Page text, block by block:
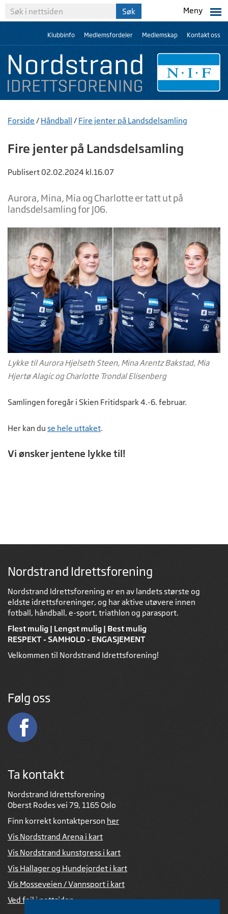
Meny
Klubbinfo Medlemsfordeler Medlemskap Kontakt oss
Forside / Håndball / Fire jenter på Landsdelsamling
Fire jenter på Landsdelsamling
Publisert 02.02.2024 kl.16.07
Aurora, Mina, Mia og Charlotte er tatt ut på
landsdelsamling for J06.
Lykke til Aurora Hjelseth Steen, Mina Arentz Bakstad, Mia
Hjertø Alagic og Charlotte Trondal Elisenberg
Samlingen foregår i Skien Fritidspark 4.-6. februar.
Her kan du se hele uttaket.
Vi ønsker jentene lykke til!
Nordstrand Idrettsforening
Nordstrand Idrettsforening er en av landets største og
eldste idrettsforeninger, og har aktive utøvere innen
fotball, håndball, e-sport, triathlon og parasport.
Flest mulig | Lengst mulig | Best mulig
RESPEKT - SAMHOLD - ENGASJEMENT
Velkommen til Nordstrand Idrettsforening!
Følg oss
Ta kontakt
Nordstrand Idrettsforening
Oberst Rodes vei 79, 1165 Oslo
Finn korrekt kontaktperson her
Vis Nordstrand Arena i kart
Vis Nordstrand kunstgress i kart
Vis Hallager og Hundejordet i kart
Vis Mosseveien / Vannsport i kart
Ved feil i nettsiden